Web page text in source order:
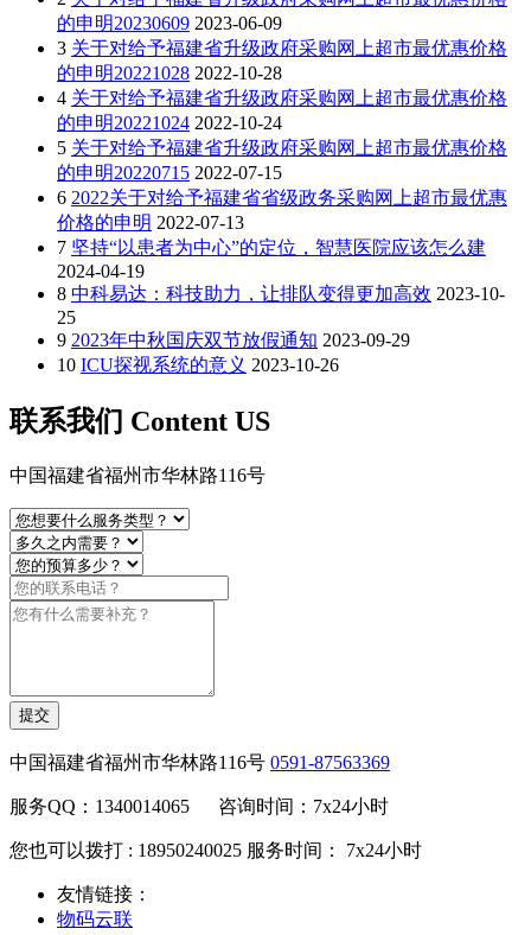
的申明20230609 2023-06-09
3 关于对给予福建省升级政府采购网上超市最优惠价格
的申明20221028 2022-10-28
4 关于对给予福建省升级政府采购网上超市最优惠价格
的申明20221024 2022-10-24
5 关于对给予福建省升级政府采购网上超市最优惠价格
的申明20220715 2022-07-15
6 2022关于对给予福建省省级政务采购网上超市最优惠
价格的申明 2022-07-13
7 坚持“以患者为中心”的定位，智慧医院应该怎么建
2024-04-19
8 中科易达：科技助力，让排队变得更加高效 2023-10-
25
9 2023年中秋国庆双节放假通知 2023-09-29
10 ICU探视系统的意义 2023-10-26
联系我们 Content US
中国福建省福州市华林路116号
提交
中国福建省福州市华林路116号 0591-87563369
服务QQ：1340014065 咨询时间：7x24小时
您也可以拨打 : 18950240025 服务时间： 7x24小时
友情链接：
物码云联